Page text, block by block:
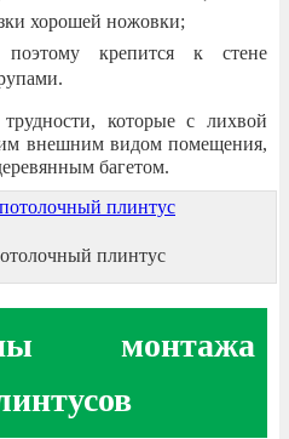
хорошей ножовки;
крепится к стене
которые с лихвой
внешним видом помещения,
багетом.
плинтус
монтажа